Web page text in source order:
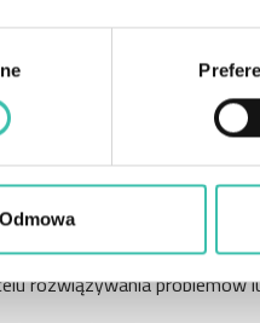
Odmowa
gdy wypełniają
witrynie internetowej albo
w jaki korzystają Państwo
jak biura informacji
jako strony
osób, w tym osób
pozyskiwać dzięki
szkoleniowych, aby
rozwiązywania problemów